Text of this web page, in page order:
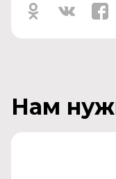
Нам